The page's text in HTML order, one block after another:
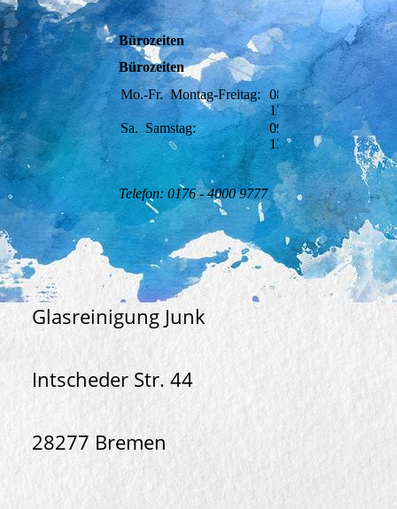
Bürozeiten
Bürozeiten
Mo.-Fr.Montag-Freitag:
08:00-
17:00
Sa. Samstag:
09:00-
13:00
Telefon: 0176 - 4000 9777
Glasreinigung Junk
Intscheder Str. 44
28277 Bremen